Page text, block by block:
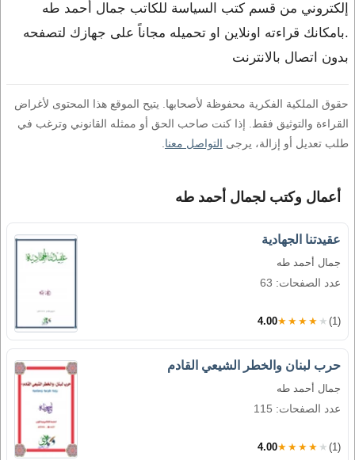
إلكتروني من قسم كتب السياسة للكاتب جمال أحمد طه
.بامكانك قراءته اونلاين او تحميله مجاناً على جهازك لتصفحه
بدون اتصال بالانترنت
حقوق الملكية الفكرية محفوظة لأصحابها. يتيح الموقع هذا المحتوى لأغراض
القراءة والتوثيق فقط. إذا كنت صاحب الحق أو ممثله القانوني وترغب في
طلب تعديل أو إزالة، يرجى التواصل معنا
أعمال وكتب لجمال أحمد طه
عقيدتنا الجهادية
جمال أحمد طه
عدد الصفحات: 63
4.00★★★★★ (1)
حرب لبنان والخطر الشيعي القادم
جمال أحمد طه
عدد الصفحات: 115
4.00★★★★★ (1)